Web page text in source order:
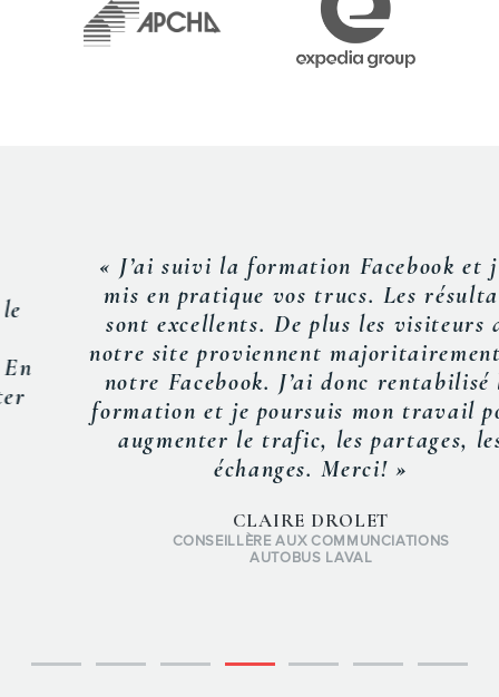
« J’ai suivi la formation Facebook et j’ai
mis en pratique vos trucs. Les résultats
sont excellents. De plus les visiteurs de
notre site proviennent majoritairement de
notre Facebook. J’ai donc rentabilisé la
formation et je poursuis mon travail pour
augmenter le trafic, les partages, les
échanges. Merci! »
CLAIRE DROLET
CONSEILLÈRE AUX COMMUNCIATIONS
AUTOBUS LAVAL